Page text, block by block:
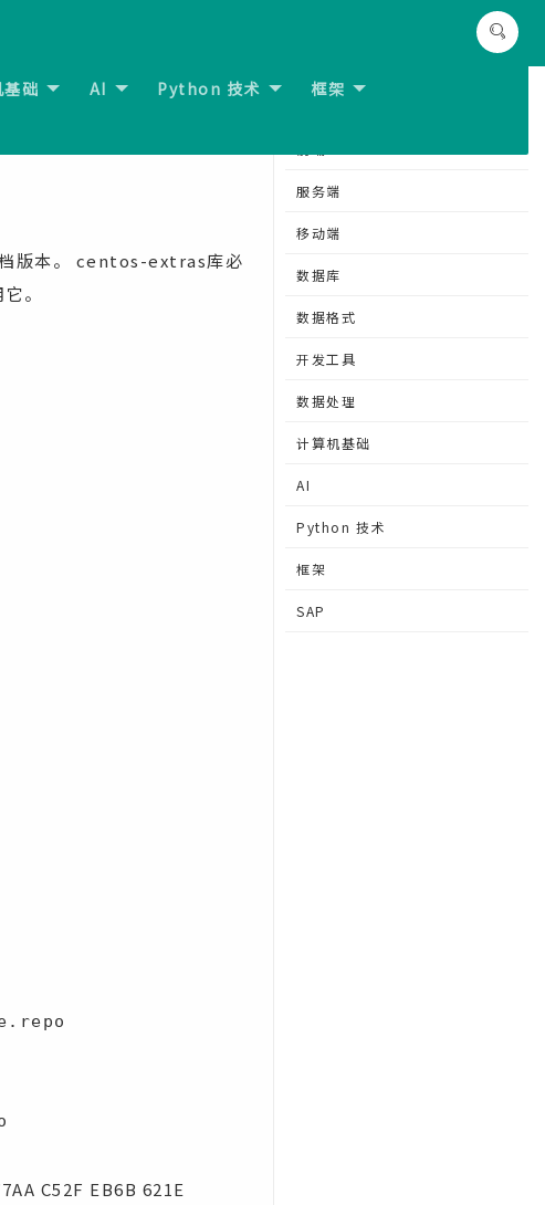
础 AI Python 技术 框架
版本。 centos-extras库必
。
C52F EB6B 621E
服务端
移动端
数据库
数据格式
开发工具
数据处理
计算机基础
AI
Python 技术
框架
SAP